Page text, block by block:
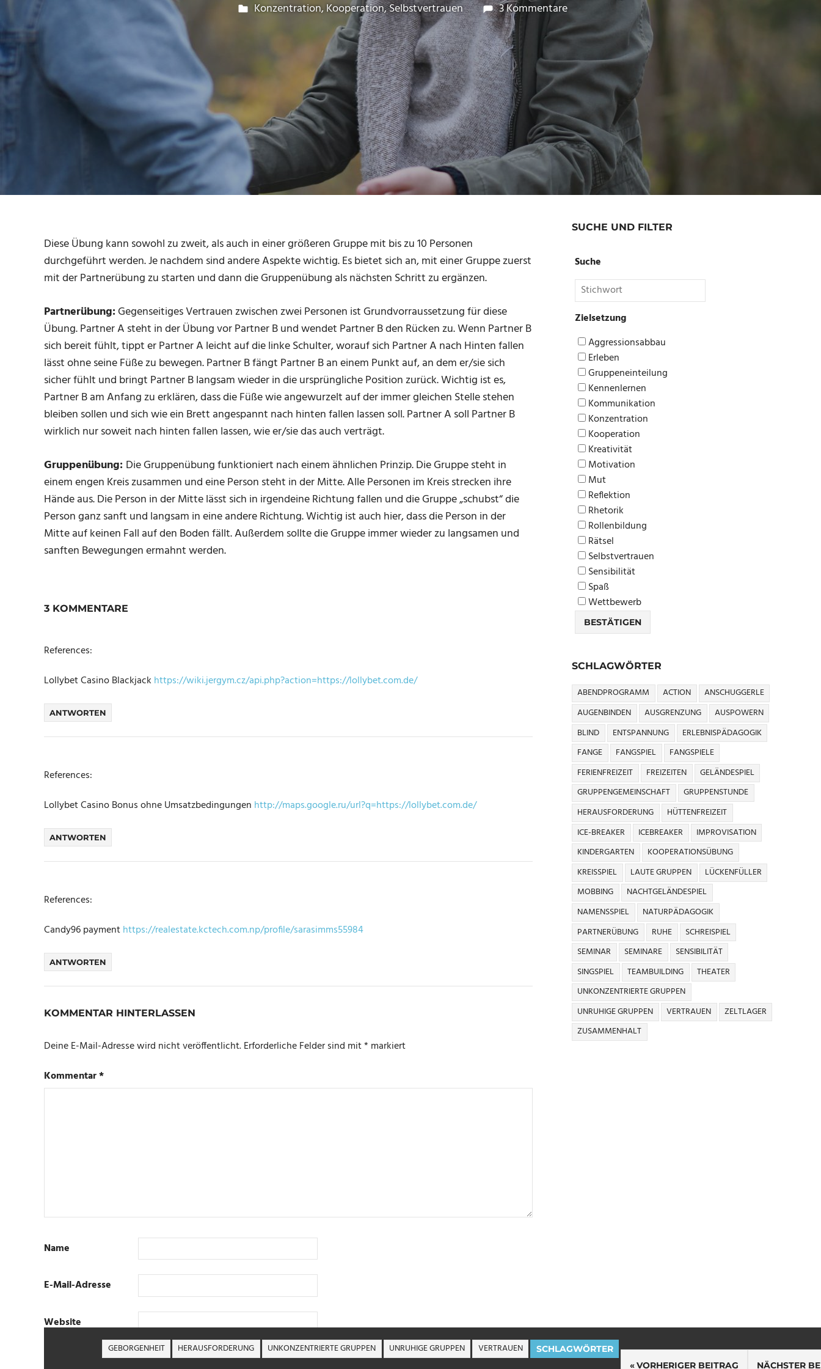
19. November 2017
Paul Beck
Konzentration,Kooperation,Selbstvertrauen 3 Kommentare
Diese Übung kann sowohl zu zweit, als auch in einer größeren Gruppe mit bis zu 10 Personen
durchgeführt werden. Je nachdem sind andere Aspekte wichtig. Es bietet sich an, mit einer Gruppe zuerst
mit der Partnerübung zu starten und dann die Gruppenübung als nächsten Schritt zu ergänzen.
Partnerübung:Gegenseitiges Vertrauen zwischen zwei Personen ist Grundvorraussetzung für diese
Übung. Partner A steht in der Übung vor Partner B und wendet Partner B den Rücken zu. Wenn Partner B
sich bereit fühlt, tippt er Partner A leicht auf die linke Schulter, worauf sich Partner A nach Hinten fallen
lässt ohne seine Füße zu bewegen. Partner B fängt Partner B an einem Punkt auf, an dem er/sie sich
sicher fühlt und bringt Partner B langsam wieder in die ursprüngliche Position zurück. Wichtig ist es,
Partner B am Anfang zu erklären, dass die Füße wie angewurzelt auf der immer gleichen Stelle stehen
bleiben sollen und sich wie ein Brett angespannt nach hinten fallen lassen soll. Partner A soll Partner B
wirklich nur soweit nach hinten fallen lassen, wie er/sie das auch verträgt.
Gruppenübung: Die Gruppenübung funktioniert nach einem ähnlichen Prinzip. Die Gruppe steht in
einem engen Kreis zusammen und eine Person steht in der Mitte. Alle Personen im Kreis strecken ihre
Hände aus. Die Person in der Mitte lässt sich in irgendeine Richtung fallen und die Gruppe „schubst“ die
Person ganz sanft und langsam in eine andere Richtung. Wichtig ist auch hier, dass die Person in der
Mitte auf keinen Fall auf den Boden fällt. Außerdem sollte die Gruppe immer wieder zu langsamen und
sanften Bewegungen ermahnt werden.
SCHLAGWÖRTER
GEBORGENHEIT HERAUSFORDERUNG UNKONZENTRIERTE GRUPPEN UNRUHIGE GRUPPEN VERTRAUEN Beitragsnavigation
VORHERIGER BEITRAG NÄCHSTER
3 KOMMENTARE
References:
Lollybet Casino Blackjack https://wiki.jergym.cz/api.php?action=https://lollybet.com.de/
ANTWORTEN
References:
Lollybet Casino Bonus ohne Umsatzbedingungen http://maps.google.ru/url?q=https://lollybet.com.de/
ANTWORTEN
References:
Candy96 paymenthttps://realestate.kctech.com.np/profile/sarasimms55984
ANTWORTEN
KOMMENTAR HINTERLASSEN
Deine E-Mail-Adresse wird nicht veröffentlicht.Erforderliche Felder sind mit* markiert
Kommentar*
Name
E-Mail-Adresse
Website
SUCHE UND FILTER
Suche
Zielsetzung
Aggressionsabbau
Erleben
Gruppeneinteilung
Kennenlernen
Kommunikation
Konzentration
Kooperation
Kreativität
Motivation
Mut
Reflektion
Rhetorik
Rollenbildung
Rätsel
Selbstvertrauen
Sensibilität
Spaß
Wettbewerb
SCHLAGWÖRTER
ABENDPROGRAMM ACTION
ANSCHUGGERLE
AUGENBINDEN
AUSGRENZUNG
AUSPOWERN
BLIND
ENTSPANNUNG
ERLEBNISPÄDAGOGIK
FANGE
FANGSPIEL
FANGSPIELE
FERIENFREIZEIT
FREIZEITEN
GELÄNDESPIEL
GRUPPENGEMEINSCHAFT
GRUPPENSTUNDE
HERAUSFORDERUNG
HÜTTENFREIZEIT
ICE-BREAKER
ICEBREAKER
IMPROVISATION
KINDERGARTEN
KOOPERATIONSÜBUNG
KREISSPIEL
LAUTE GRUPPEN
LÜCKENFÜLLER
MOBBING
NACHTGELÄNDESPIEL
NAMENSSPIEL
NATURPÄDAGOGIK
PARTNERÜBUNG
RUHE
SCHREISPIEL
SEMINAR
SEMINARE
SENSIBILITÄT
SINGSPIEL
TEAMBUILDING
THEATER
UNKONZENTRIERTE GRUPPEN
UNRUHIGE GRUPPEN
VERTRAUEN
ZELTLAGER
ZUSAMMENHALT